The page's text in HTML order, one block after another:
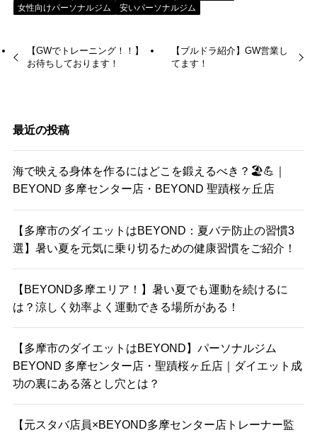
女性向けパーソナルジム
安いパーソナルジム
【GWでトレーニング！！】
お待ちしております！
【ブルドラ紹介】GW営業し
てます！
最近の投稿
海で映える身体を作るにはどこを鍛えるべき？🏖️💪｜
BEYOND 多摩センター店・BEYOND 聖蹟桜ヶ丘店
【多摩市のダイエットはBEYOND：夏バテ防止の習慣3
選】暑い夏を元気に乗り切るための健康習慣をご紹介！
【BEYOND多摩エリア！】暑い夏でも運動を続けるに
は？涼しく効率よく運動できる場所がある！
【多摩市のダイエットはBEYOND】パーソナルジム
BEYOND 多摩センター店・聖蹟桜ヶ丘店｜ダイエット成
功の裏にある落とし穴とは？
【元スタバ店員×BEYOND多摩センター店トレーナー監